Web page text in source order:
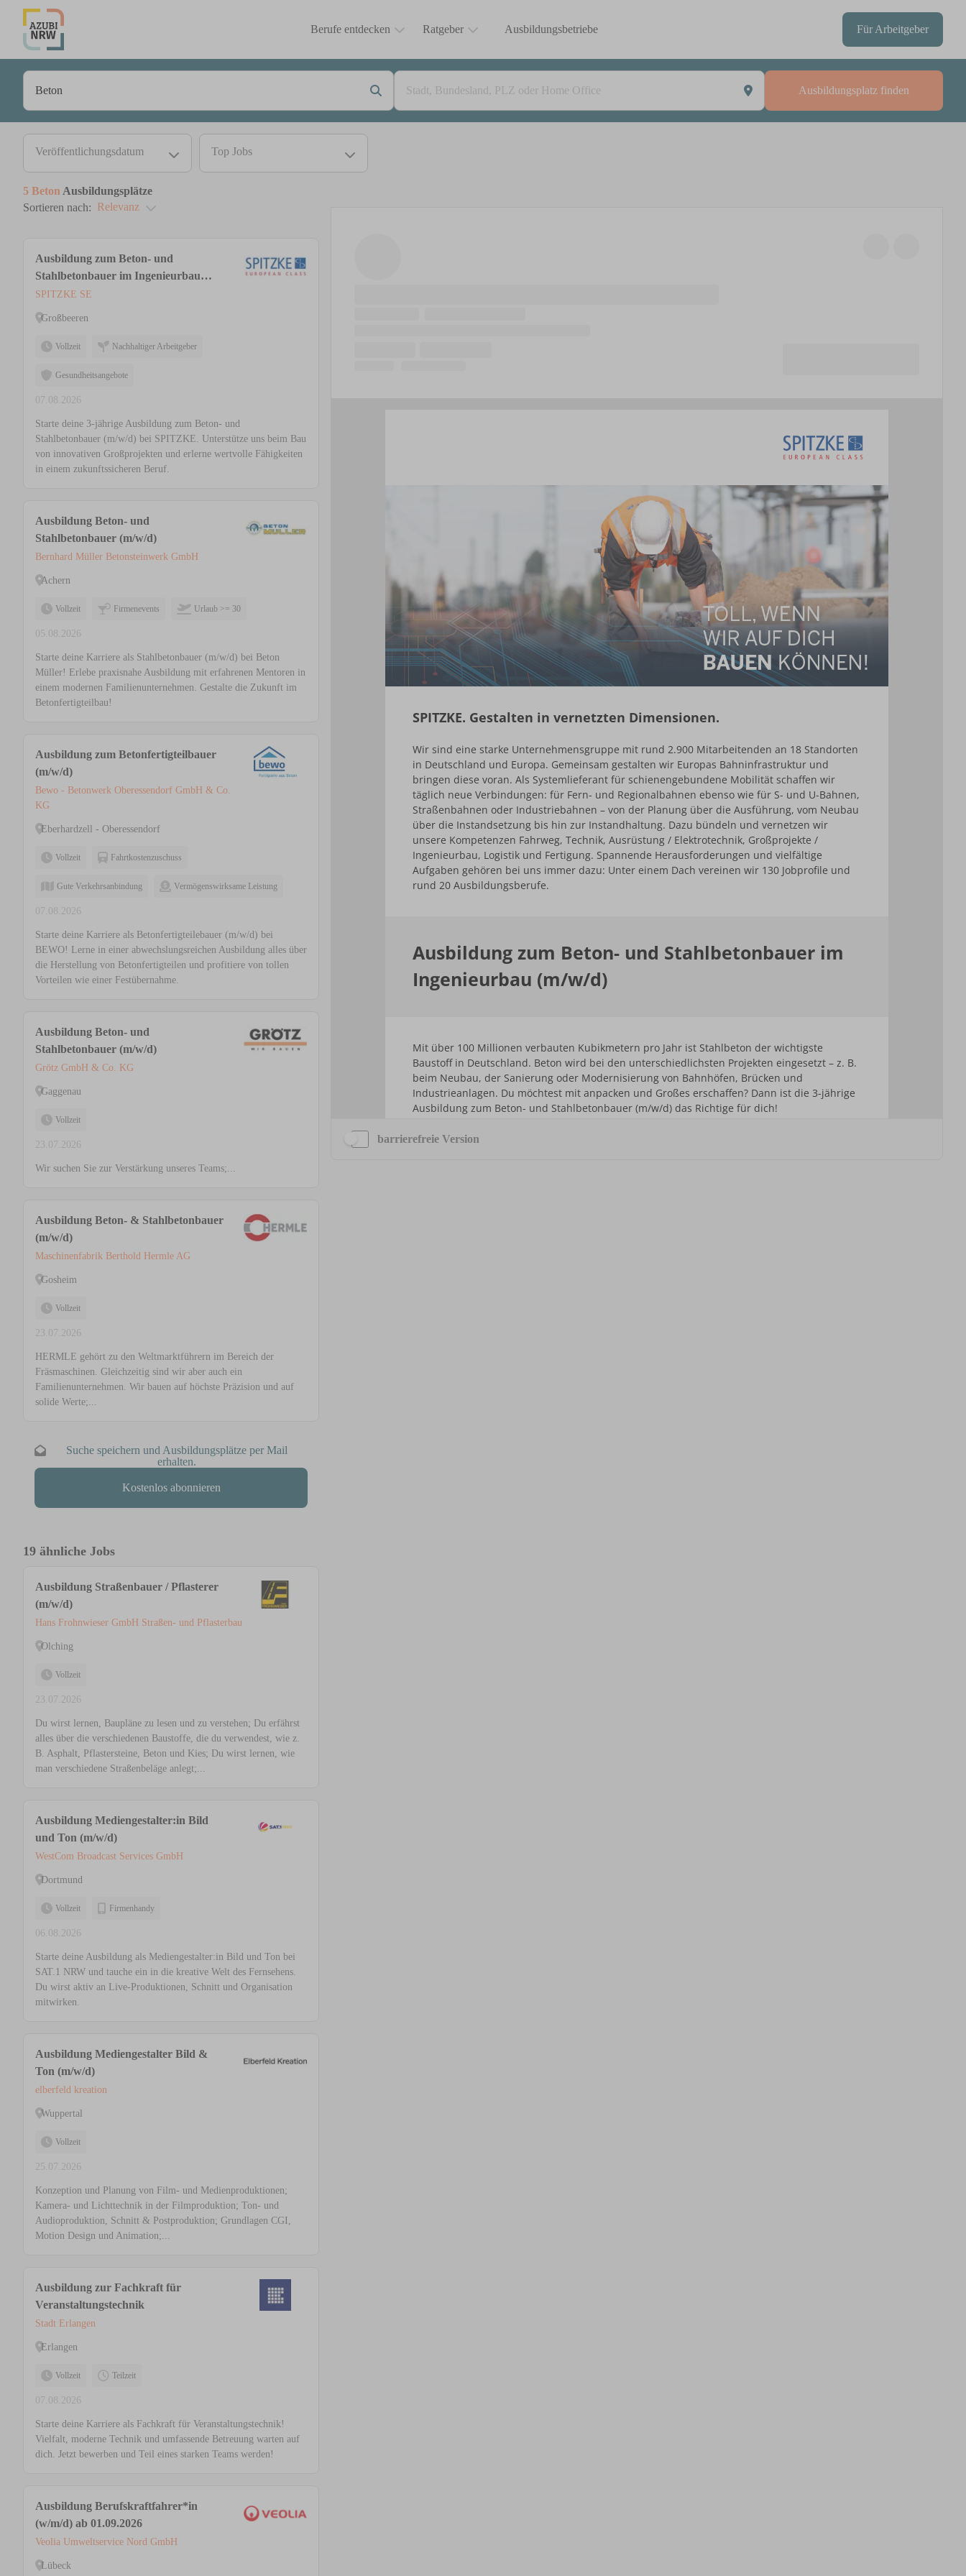
Berufe entdecken Ratgeber Ausbildungsbetriebe Für Arbeitgeber
Ausbildungsplatz finden
Veröffentlichungsdatum Top Jobs
5 Beton Ausbildungsplätze
Sortieren nach: Relevanz
Ausbildung zum Beton- und
Stahlbetonbauer im Ingenieurbau
(m/w/d)
SPITZKE SE
Großbeeren
Vollzeit Nachhaltiger Arbeitgeber
Gesundheitsangebote
07.08.2026
Starte deine 3-jährige Ausbildung zum Beton- und
Stahlbetonbauer (m/w/d) bei SPITZKE. Unterstütze uns beim Bau
von innovativen Großprojekten und erlerne wertvolle Fähigkeiten
in einem zukunftssicheren Beruf.
Ausbildung Beton- und
Stahlbetonbauer (m/w/d)
Bernhard Müller Betonsteinwerk GmbH
Achern
Vollzeit Firmenevents Urlaub >= 30
05.08.2026
Starte deine Karriere als Stahlbetonbauer (m/w/d) bei Beton
Müller! Erlebe praxisnahe Ausbildung mit erfahrenen Mentoren in
einem modernen Familienunternehmen. Gestalte die Zukunft im
Betonfertigteilbau!
Ausbildung zum Betonfertigteilbauer
(m/w/d)
Bewo - Betonwerk Oberessendorf GmbH & Co.
KG
Eberhardzell - Oberessendorf
Vollzeit Fahrtkostenzuschuss
Gute Verkehrsanbindung Vermögenswirksame Leistung
07.08.2026
Starte deine Karriere als Betonfertigteilebauer (m/w/d) bei
BEWO! Lerne in einer abwechslungsreichen Ausbildung alles über
die Herstellung von Betonfertigteilen und profitiere von tollen
Vorteilen wie einer Festübernahme.
Ausbildung Beton- und
Stahlbetonbauer (m/w/d)
Grötz GmbH & Co. KG
Gaggenau
Vollzeit
23.07.2026
Wir suchen Sie zur Verstärkung unseres Teams;...
Ausbildung Beton- & Stahlbetonbauer
(m/w/d)
Maschinenfabrik Berthold Hermle AG
Gosheim
Vollzeit
23.07.2026
HERMLE gehört zu den Weltmarktführern im Bereich der
Fräsmaschinen. Gleichzeitig sind wir aber auch ein
Familienunternehmen. Wir bauen auf höchste Präzision und auf
solide Werte;...
Suche speichern und Ausbildungsplätze per Mail
erhalten.
Kostenlos abonnieren
19 ähnliche Jobs
Ausbildung Straßenbauer / Pflasterer
(m/w/d)
Hans Frohnwieser GmbH Straßen- und Pflasterbau
Olching
Vollzeit
23.07.2026
Du wirst lernen, Baupläne zu lesen und zu verstehen; Du erfährst
alles über die verschiedenen Baustoffe, die du verwendest, wie z.
B. Asphalt, Pflastersteine, Beton und Kies; Du wirst lernen, wie
man verschiedene Straßenbeläge anlegt;...
Ausbildung Mediengestalter:in Bild
und Ton (m/w/d)
WestCom Broadcast Services GmbH
Dortmund
Vollzeit Firmenhandy
06.08.2026
Starte deine Ausbildung als Mediengestalter:in Bild und Ton bei
SAT.1 NRW und tauche ein in die kreative Welt des Fernsehens.
Du wirst aktiv an Live-Produktionen, Schnitt und Organisation
mitwirken.
Ausbildung Mediengestalter Bild &
Ton (m/w/d)
elberfeld kreation
Wuppertal
Vollzeit
25.07.2026
Konzeption und Planung von Film- und Medienproduktionen;
Kamera- und Lichttechnik in der Filmproduktion; Ton- und
Audioproduktion, Schnitt & Postproduktion; Grundlagen CGI,
Motion Design und Animation;...
Ausbildung zur Fachkraft für
Veranstaltungstechnik
Stadt Erlangen
Erlangen
Vollzeit Teilzeit
07.08.2026
Starte deine Karriere als Fachkraft für Veranstaltungstechnik!
Vielfalt, moderne Technik und umfassende Betreuung warten auf
dich. Jetzt bewerben und Teil eines starken Teams werden!
Ausbildung Berufskraftfahrer*in
(w/m/d) ab 01.09.2026
Veolia Umweltservice Nord GmbH
Lübeck
barrierefreie Version